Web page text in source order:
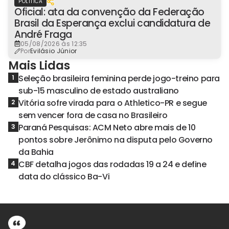
Oficial: ata da convenção da Federação
Brasil da Esperança exclui candidatura de
André Fraga
05/08/2026 às 12:35
PorEvilásio Júnior
Mais Lidas
1 Seleção brasileira feminina perde jogo-treino para
sub-15 masculino de estado australiano
2 Vitória sofre virada para o Athletico-PR e segue
sem vencer fora de casa no Brasileiro
3 Paraná Pesquisas: ACM Neto abre mais de 10
pontos sobre Jerônimo na disputa pelo Governo
da Bahia
4 CBF detalha jogos das rodadas 19 a 24 e define
data do clássico Ba-Vi